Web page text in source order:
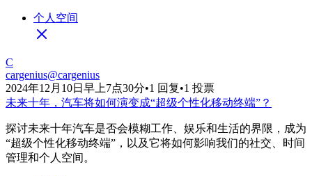
个人空间
C
cargenius@cargenius
2024年12月10日早上7点30分•1 回复•1 投票
未来十年，汽车将如何演变成“超级个性化移动终端”？
探讨未来十年汽车是否会模糊工作、娱乐和生活的界限，成为
“超级个性化移动终端”，以及它将如何影响我们的社交、时间
管理和个人空间。